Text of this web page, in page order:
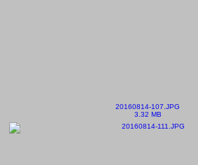
20160814-107.JPG
3.32 MB